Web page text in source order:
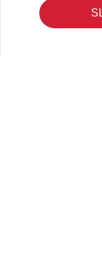
Kokybės ir saugumo
Privatumo taisyklės